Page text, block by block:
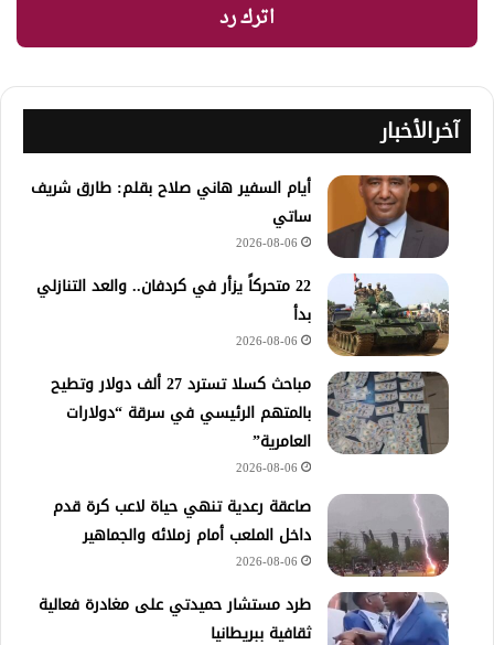
اترك رد
آخرالأخبار
أيام السفير هاني صلاح بقلم: طارق شريف
ساتي
2026-08-06
22 متحركاً يزأر في كردفان.. والعد التنازلي
بدأ
2026-08-06
مباحث كسلا تسترد 27 ألف دولار وتطيح
بالمتهم الرئيسي في سرقة “دولارات
العامرية”
2026-08-06
صاعقة رعدية تنهي حياة لاعب كرة قدم
داخل الملعب أمام زملائه والجماهير
2026-08-06
طرد مستشار حميدتي على مغادرة فعالية
ثقافية ببريطانيا